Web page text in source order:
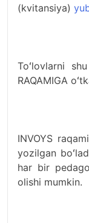
(kvitansiya)
Toʻlovlarni
RAQAMIGA
INVOYS
yozilgan
har bir
olishi mumkin.